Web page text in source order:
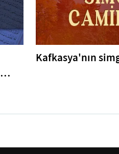
Kafkasya'nın